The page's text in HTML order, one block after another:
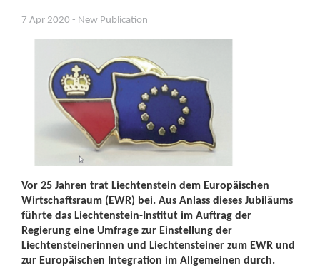
7 Apr 2020 - New Publication
Vor 25 Jahren trat Liechtenstein dem Europäischen
Wirtschaftsraum (EWR) bei. Aus Anlass dieses Jubiläums
führte das Liechtenstein-Institut im Auftrag der
Regierung eine Umfrage zur Einstellung der
Liechtensteinerinnen und Liechtensteiner zum EWR und
zur Europäischen Integration im Allgemeinen durch.